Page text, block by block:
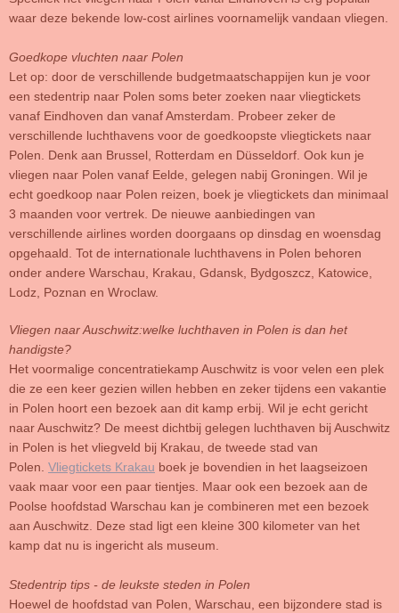
waar deze bekende low-cost airlines voornamelijk vandaan vliegen.
Goedkope vluchten naar Polen
Let op: door de verschillende budgetmaatschappijen kun je voor
een stedentrip naar Polen soms beter zoeken naar vliegtickets
vanaf Eindhoven dan vanaf Amsterdam. Probeer zeker de
verschillende luchthavens voor de goedkoopste vliegtickets naar
Polen. Denk aan Brussel, Rotterdam en Düsseldorf. Ook kun je
vliegen naar Polen vanaf Eelde, gelegen nabij Groningen. Wil je
echt goedkoop naar Polen reizen, boek je vliegtickets dan minimaal
3 maanden voor vertrek. De nieuwe aanbiedingen van
verschillende airlines worden doorgaans op dinsdag en woensdag
opgehaald. Tot de internationale luchthavens in Polen behoren
onder andere Warschau, Krakau, Gdansk, Bydgoszcz, Katowice,
Lodz, Poznan en Wroclaw.
Vliegen naar Auschwitz:welke luchthaven in Polen is dan het
handigste?
Het voormalige concentratiekamp Auschwitz is voor velen een plek
die ze een keer gezien willen hebben en zeker tijdens een vakantie
in Polen hoort een bezoek aan dit kamp erbij. Wil je echt gericht
naar Auschwitz? De meest dichtbij gelegen luchthaven bij Auschwitz
in Polen is het vliegveld bij Krakau, de tweede stad van
Polen. Vliegtickets Krakau boek je bovendien in het laagseizoen
vaak maar voor een paar tientjes. Maar ook een bezoek aan de
Poolse hoofdstad Warschau kan je combineren met een bezoek
aan Auschwitz. Deze stad ligt een kleine 300 kilometer van het
kamp dat nu is ingericht als museum.
Stedentrip tips - de leukste steden in Polen
Hoewel de hoofdstad van Polen, Warschau, een bijzondere stad is